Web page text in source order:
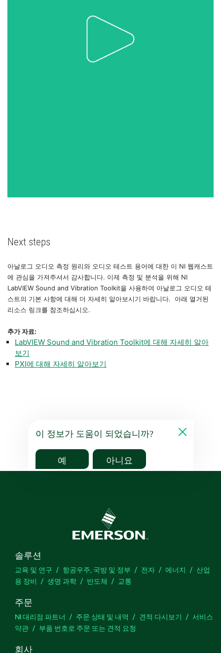
Next steps
아날로그 오디오 측정 원리와 오디오 테스트 용어에 대한 이 NI 웹캐스트
에 관심을 가져주셔서 감사합니다. 이제 측정 및 분석을 위해 NI
LabVIEW Sound and Vibration Toolkit을 사용하여 아날로그 오디오 테
스트의 기본 사항에 대해 더 자세히 알아보시기 바랍니다. 아래 열거된
리소스 링크를 참조하십시오.
추가 자료:
LabVIEW Sound and Vibration Toolkit에 대해 자세히 알아
보기
PXI에 대해 자세히 알아보기
이 정보가 도움이 되었습니까?
예 아니요
솔루션
교육 및 연구 항공우주, 국방 및 정부 전자 에너지
산업
용 장비
생명 과학 반도체 교통
주문
NI 대리점 파트너 주문 상태 및 내역 견적 다시보기
서비스
약관
부품 번호로 주문 또는 견적 요청
회사